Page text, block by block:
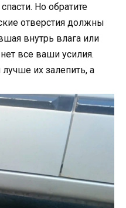
Но обратите
отверстия должны
внутрь влага или
все ваши усилия.
их залепить, а